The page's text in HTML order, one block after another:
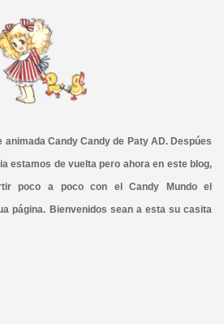
animada Candy Candy de Paty AD. Despúes
estamos de vuelta pero ahora en este blog,
poco a poco con el Candy Mundo el
página. Bienvenidos sean a esta su casita